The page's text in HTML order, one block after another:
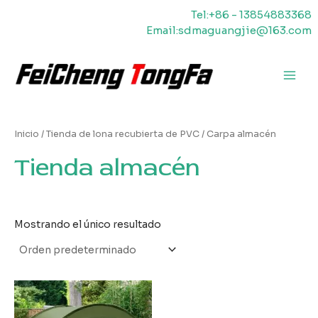
Tel:+86 - 13854883368
Email:sdmaguangjie@163.com
Inicio /Tienda de lona recubierta de PVC/ Carpa almacén
Tienda almacén
Mostrando el único resultado